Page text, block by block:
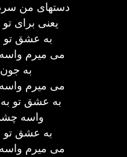
دستهای من
یعنی برای
به عشق تو
می میرم
به
می میرم
به عشق تو
واسه
به عشق تو
می میرم